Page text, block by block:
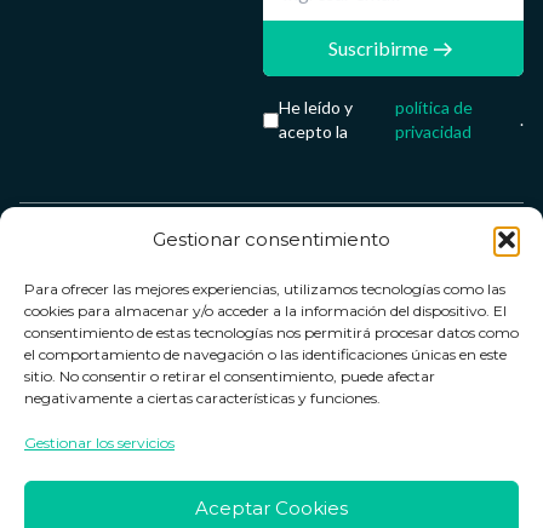
Gestionar consentimiento
Para ofrecer las mejores experiencias, utilizamos tecnologías como las
cookies para almacenar y/o acceder a la información del dispositivo. El
consentimiento de estas tecnologías nos permitirá procesar datos como
el comportamiento de navegación o las identificaciones únicas en este
sitio. No consentir o retirar el consentimiento, puede afectar
negativamente a ciertas características y funciones.
Gestionar los servicios
Aceptar Cookies
Suscribirme
He leído y
acepto la
política de
privacidad
.
Contacto
Contacto
Política de
devoluciones
Horario de
Lun. a Vie.:
Términos y
condiciones
Política de
privacidad
cookies
Farmacenter
digital, S.L
B24836249
info@farmacenter.es
de pago